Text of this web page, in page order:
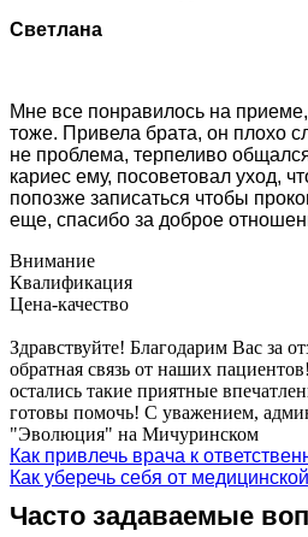
Светлана
Мне все понравилось на приеме,
тоже. Привела брата, он плохо
не проблема, терпеливо
кариес ему, посоветовал уход,
попозже записаться чтобы
еще, спасибо за доброе
Внимание
Квалификация
Цена-качество
Здравствуйте! Благодарим Вас за
обратная связь от наших
остались такие приятные
готовы помочь! С уважением,
"Эволюция" на Мичуринском
Как привлечь врача к
Как уберечь себя от
Часто задаваемые